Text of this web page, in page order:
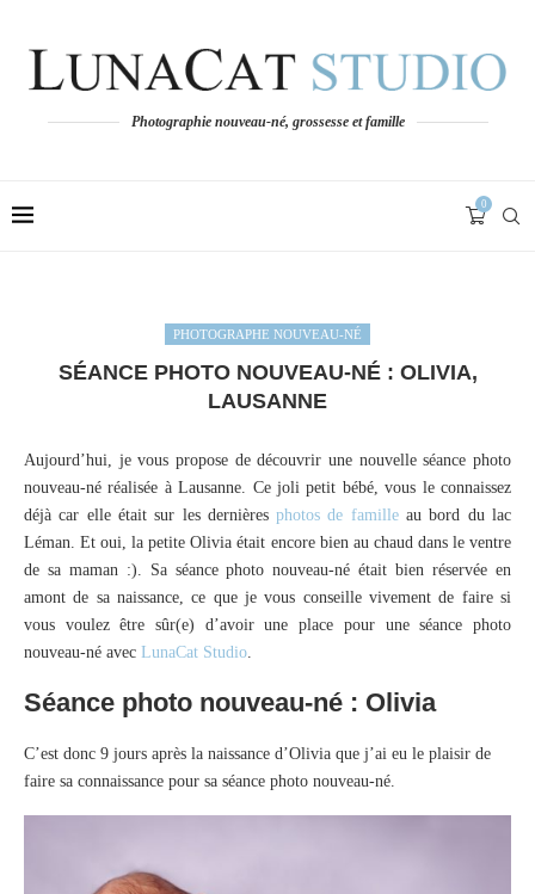
Photographie nouveau-né, grossesse et famille
0
PHOTOGRAPHE NOUVEAU-NÉ
SÉANCE PHOTO NOUVEAU-NÉ : OLIVIA,
LAUSANNE
Aujourd’hui, je vous propose de découvrir une nouvelle séance photo
nouveau-né réalisée à Lausanne. Ce joli petit bébé, vous le connaissez
déjà car elle était sur les dernièresphotos de familleau bord du lac
Léman. Et oui, la petite Olivia était encore bien au chaud dans le ventre
de sa maman :). Sa séance photo nouveau-né était bien réservée en
amont de sa naissance, ce que je vous conseille vivement de faire si
vous voulez être sûr(e) d’avoir une place pour une séance photo
nouveau-né avec LunaCat Studio.
Séance photo nouveau-né : Olivia
C’est donc 9 jours après la naissance d’Olivia que j’ai eu le plaisir de
faire sa connaissance pour sa séance photo nouveau-né.